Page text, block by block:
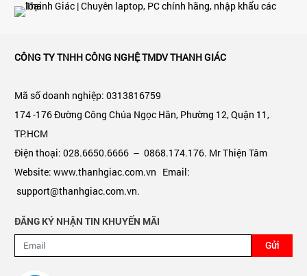
CÔNG TY TNHH CÔNG NGHỆ TMDV THANH GIÁC
Mã số doanh nghiệp: 0313816759
174 -176 Đường Công Chúa Ngọc Hân, Phường 12, Quận 11,
TP.HCM
Điện thoại: 028.6650.6666 – 0868.174.176. Mr Thiện Tâm
Website: www.thanhgiac.com.vn Email:
support@thanhgiac.com.vn.
ĐĂNG KÝ NHẬN TIN KHUYẾN MÃI
Gửi